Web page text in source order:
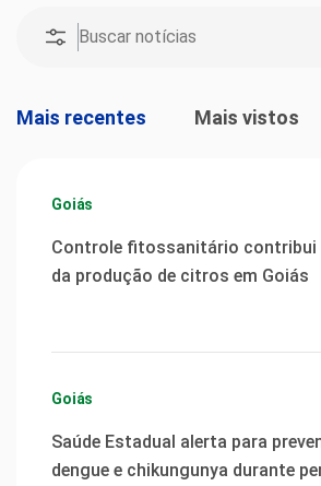
Mais recentes Mais vistos
Goiás
Controle fitossanitário contribui
da produção de citros em Goiás
Goiás
Saúde Estadual alerta para
dengue e chikungunya durante